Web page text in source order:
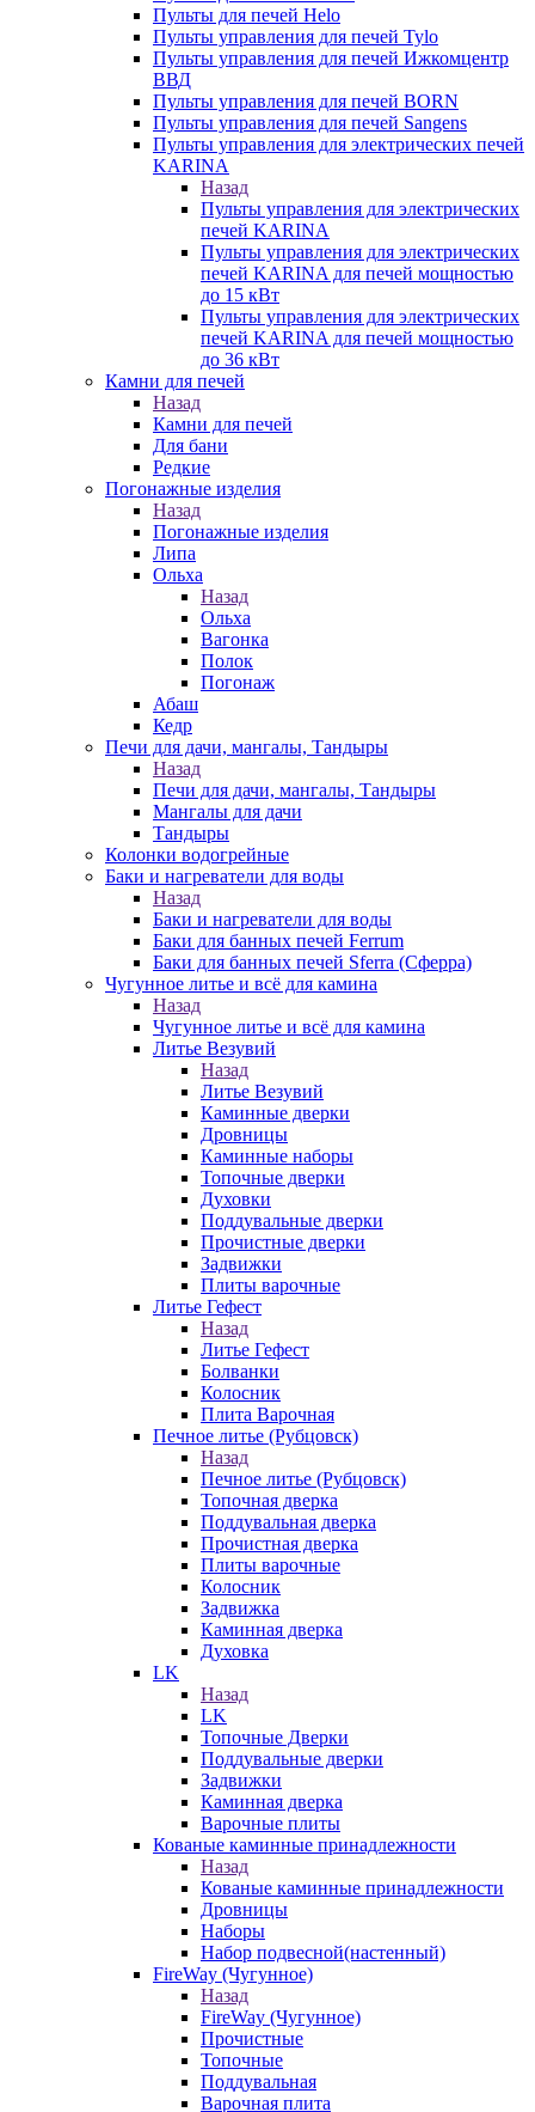
Пульты для печей Helo
Пульты управления для печей Tylo
Пульты управления для печей Ижкомцентр
ВВД
Пульты управления для печей BORN
Пульты управления для печей Sangens
Пульты управления для электрических печей
KARINA
Назад
Пульты управления для электрических
печей KARINA
Пульты управления для электрических
печей KARINA для печей мощностью
до 15 кВт
Пульты управления для электрических
печей KARINA для печей мощностью
до 36 кВт
Камни для печей
Назад
Камни для печей
Для бани
Редкие
Погонажные изделия
Назад
Погонажные изделия
Липа
Ольха
Назад
Ольха
Вагонка
Полок
Погонаж
Абаш
Кедр
Печи для дачи, мангалы, Тандыры
Назад
Печи для дачи, мангалы, Тандыры
Мангалы для дачи
Тандыры
Колонки водогрейные
Баки и нагреватели для воды
Назад
Баки и нагреватели для воды
Баки для банных печей Ferrum
Баки для банных печей Sferra (Сферра)
Чугунное литье и всё для камина
Назад
Чугунное литье и всё для камина
Литье Везувий
Назад
Литье Везувий
Каминные дверки
Дровницы
Каминные наборы
Топочные дверки
Духовки
Поддувальные дверки
Прочистные дверки
Задвижки
Плиты варочные
Литье Гефест
Назад
Литье Гефест
Болванки
Колосник
Плита Варочная
Печное литье (Рубцовск)
Назад
Печное литье (Рубцовск)
Топочная дверка
Поддувальная дверка
Прочистная дверка
Плиты варочные
Колосник
Задвижка
Каминная дверка
Духовка
LK
Назад
LK
Топочные Дверки
Поддувальные дверки
Задвижки
Каминная дверка
Варочные плиты
Кованые каминные принадлежности
Назад
Кованые каминные принадлежности
Дровницы
Наборы
Набор подвесной(настенный)
FireWay (Чугунное)
Назад
FireWay (Чугунное)
Прочистные
Топочные
Поддувальная
Варочная плита